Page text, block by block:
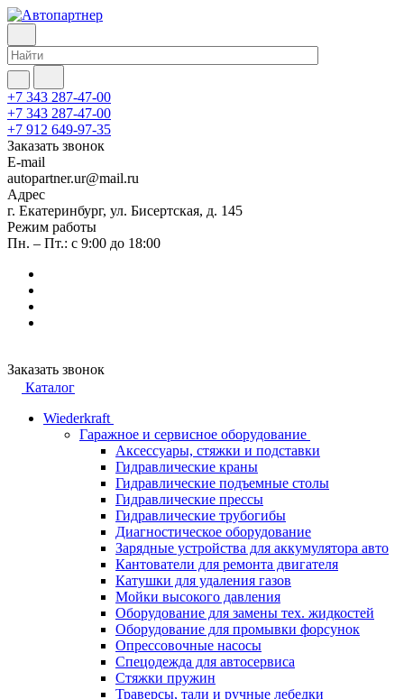
+7 343 287-47-00
+7 343 287-47-00
+7 912 649-97-35
Заказать звонок
E-mail
autopartner.ur@mail.ru
Адрес
г. Екатеринбург, ул. Бисертская, д. 145
Режим работы
Пн. – Пт.: с 9:00 до 18:00
Заказать звонок
Каталог
Wiederkraft
Гаражное и сервисное оборудование
Аксессуары, стяжки и подставки
Гидравлические краны
Гидравлические подъемные столы
Гидравлические прессы
Гидравлические трубогибы
Диагностическое оборудование
Зарядные устройства для аккумулятора авто
Кантователи для ремонта двигателя
Катушки для удаления газов
Мойки высокого давления
Оборудование для замены тех. жидкостей
Оборудование для промывки форсунок
Опрессовочные насосы
Спецодежда для автосервиса
Стяжки пружин
Траверсы, тали и ручные лебедки